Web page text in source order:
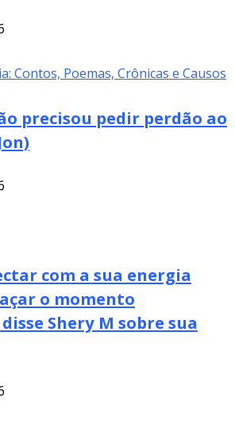
Contos, Poemas, Crônicas e Causos
precisou pedir perdão ao
com a sua energia
o momento
Shery M sobre sua